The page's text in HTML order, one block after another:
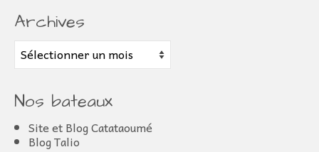
Archives
Archives
Nos bateaux
Site et Blog Catataoumé
Blog Talio